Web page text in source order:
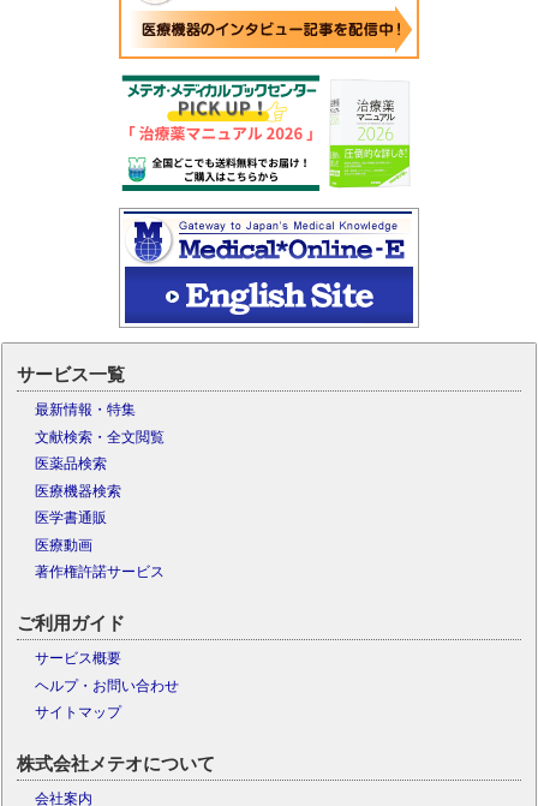
サービス一覧
最新情報・特集
文献検索・全文閲覧
医薬品検索
医療機器検索
医学書通販
医療動画
著作権許諾サービス
ご利用ガイド
サービス概要
ヘルプ・お問い合わせ
サイトマップ
株式会社メテオについて
会社案内